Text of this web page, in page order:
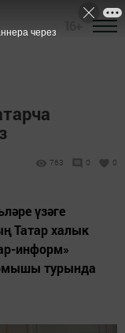
763 0 0
үзәге
Татар халык
информ»
турында
через